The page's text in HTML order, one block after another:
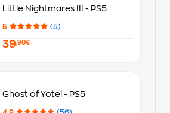
Little Nightmares III - PS5
5 (5)
39,90€
Ghost of Yotei - PS5